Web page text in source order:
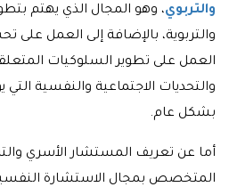
والتربوي، وهو المجال الذي يهتم
والتربوية، بالإضافة إلى العمل على
العمل على تطوير السلوكيات
والتحديات الاجتماعية والنفسية التي
بشكل عام.
أما عن تعريف المستشار الأسري
المتخصص بمجال الاستشارة النفسية